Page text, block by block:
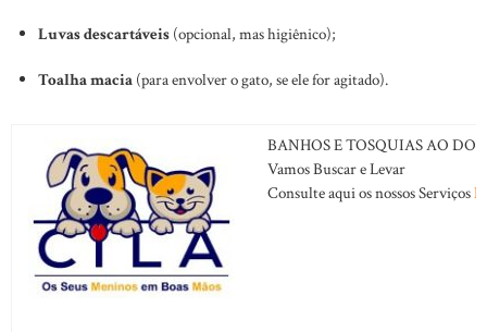
Luvas descartáveis (opcional, mas higiênico);
Toalha macia (para envolver o gato, se ele for agitado).
BANHOS E TOSQUIAS AO
Vamos Buscar e Levar
Consulte aqui os nossos Serviços